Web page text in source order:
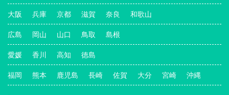
大阪 兵庫 京都 滋賀 奈良 和歌山
広島 岡山 山口 鳥取 島根
愛媛 香川 高知 徳島
福岡 熊本 鹿児島 長崎 佐賀 大分 宮崎 沖縄